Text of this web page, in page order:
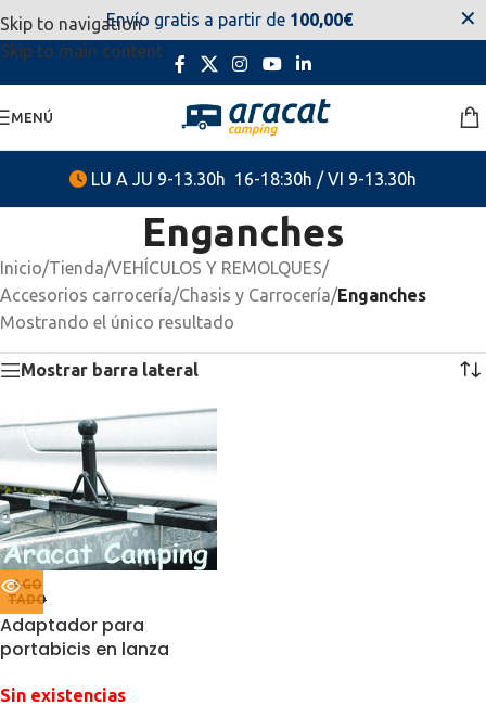
Skip to navigation
Skip to main content
estaremos disponibles. Disculpen las molestias.
MENÚ
LU A JU 9-13.30h 16-18:30h / VI 9-13.30h
Enganches
Inicio/Tienda/VEHÍCULOS Y REMOLQUES/
Accesorios carrocería/Chasis y Carrocería/Enganches
Mostrando el único resultado
Envío gratis a partir de 100,00€ ✕
Mostrar barra lateral
AGO
TADO
Adaptador para
portabicis en lanza
Sin existencias